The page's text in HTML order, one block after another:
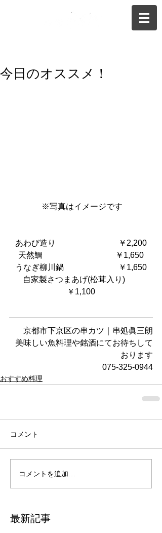
今日のオススメ！
※写真はイメージです
あわび造り　                           ￥2,200
天然鯛                                    ￥1,650
うなぎ柳川鍋                           ￥1,650
自家製さつまあげ(松茸入り)
￥1,100
京都市下京区の串カツ｜串処眞三朗
美味しい魚料理や銘酒にてお待ちして
おります
075-325-0944
おすすめ料理
コメント
コメントを追加…
最新記事